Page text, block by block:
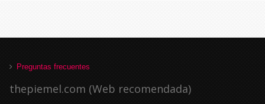
Preguntas frecuentes
thepiemel.com (Web recomendada)